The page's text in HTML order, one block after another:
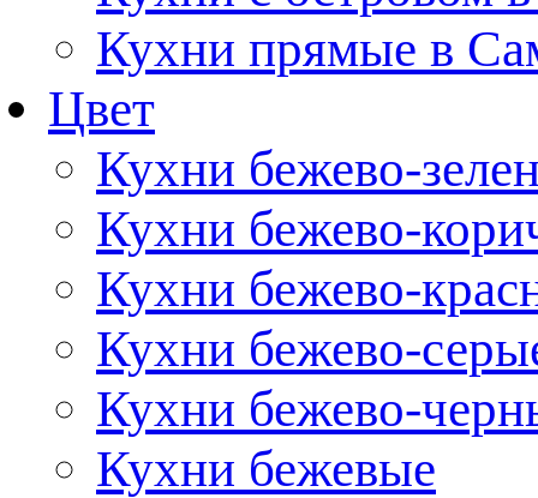
Кухни прямые в
Цвет
Кухни бежево-
Кухни бежево-
Кухни бежево-
Кухни бежево-
Кухни бежево-
Кухни бежевые